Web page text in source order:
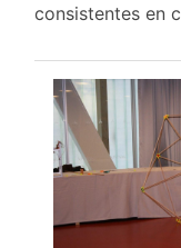
consistentes en